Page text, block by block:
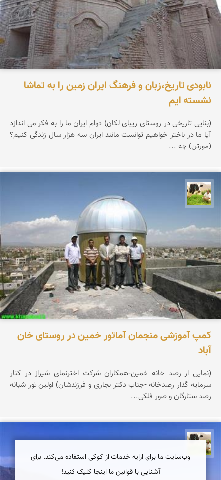
نابودی تاریخ،زبان و فرهنگ ایران زمین را به تماشا
نشسته ایم
(بنایی تاریخی در روستای زیبای لکان) دوام ایران ما را به فکر می اندازد
آیا ما در باختر خواهیم توانست مانند ایران سه هزار سال زندگی کنیم؟
(مورتن) چه ...
کمپ آموزشی منجمان آماتور خمین در روستای خان
آباد
(نمایی از رصد خانه خمین-همکاران شرکت اخترنمای شیراز در کنار
سرمایه گذار رصدخانه -جناب دکتر نجاری و فرزندشان) اولین تور شبانه
رصد ستارگان و صور فلکی...
وب‌سایت ما برای ارایه خدمات از کوکی استفاده می‌کند. برای
آشنایی با قوانین ما اینجا کلیک کنید!